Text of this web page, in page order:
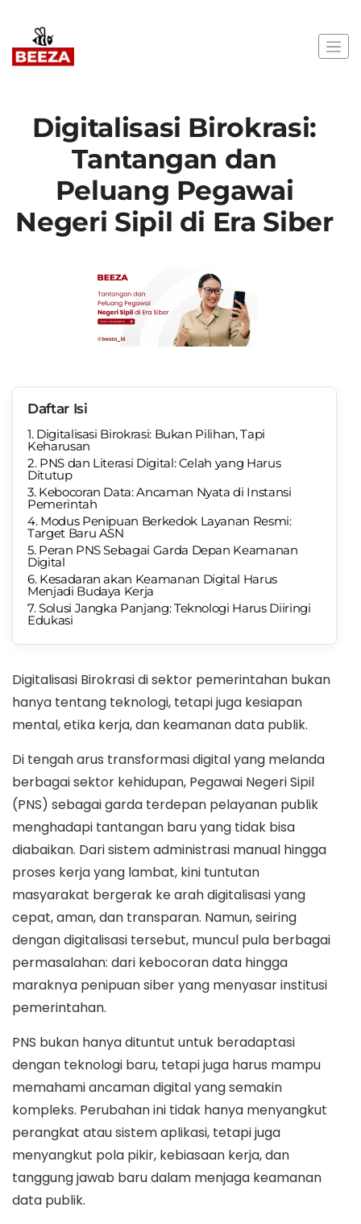
Digitalisasi Birokrasi:
Tantangan dan
Peluang Pegawai
Negeri Sipil di Era Siber
Daftar Isi
1. Digitalisasi Birokrasi: Bukan Pilihan, Tapi
Keharusan
2. PNS dan Literasi Digital: Celah yang Harus
Ditutup
3. Kebocoran Data: Ancaman Nyata di Instansi
Pemerintah
4. Modus Penipuan Berkedok Layanan Resmi:
Target Baru ASN
5. Peran PNS Sebagai Garda Depan Keamanan
Digital
6. Kesadaran akan Keamanan Digital Harus
Menjadi Budaya Kerja
7. Solusi Jangka Panjang: Teknologi Harus Diiringi
Edukasi
Digitalisasi Birokrasi di sektor pemerintahan bukan
hanya tentang teknologi, tetapi juga kesiapan
mental, etika kerja, dan keamanan data publik.
Di tengah arus transformasi digital yang melanda
berbagai sektor kehidupan, Pegawai Negeri Sipil
(PNS) sebagai garda terdepan pelayanan publik
menghadapi tantangan baru yang tidak bisa
diabaikan. Dari sistem administrasi manual hingga
proses kerja yang lambat, kini tuntutan
masyarakat bergerak ke arah digitalisasi yang
cepat, aman, dan transparan. Namun, seiring
dengan digitalisasi tersebut, muncul pula berbagai
permasalahan: dari kebocoran data hingga
maraknya penipuan siber yang menyasar institusi
pemerintahan.
PNS bukan hanya dituntut untuk beradaptasi
dengan teknologi baru, tetapi juga harus mampu
memahami ancaman digital yang semakin
kompleks. Perubahan ini tidak hanya menyangkut
perangkat atau sistem aplikasi, tetapi juga
menyangkut pola pikir, kebiasaan kerja, dan
tanggung jawab baru dalam menjaga keamanan
data publik.